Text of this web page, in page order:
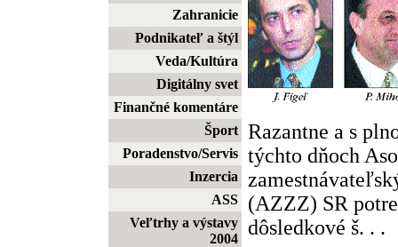
Zahranicie
Podnikateľ a štýl
Veda/Kultúra
Digitálny svet
Finančné komentáre
Šport
Poradenstvo/Servis
Inzercia
ASS
Veľtrhy a výstavy
2004
Razantne a s
týchto dňoch
(AZZZ) SR
dôsledkové š. . .